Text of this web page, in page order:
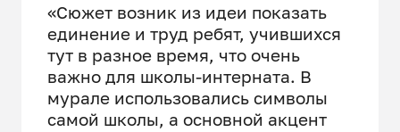
«Сюжет возник из идеи показать
единение и труд ребят, учившихся
тут в разное время, что очень
важно для школы-интерната. В
мурале использовались символы
самой школы, а основной акцент